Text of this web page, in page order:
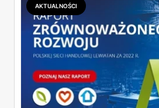
AKTUALNOŚCI